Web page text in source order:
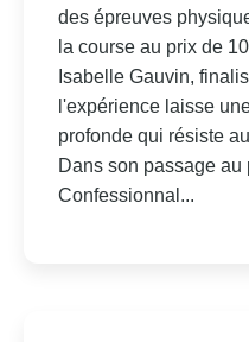
des épreuves
la course au prix de
Isabelle Gauvin,
l'expérience laisse
profonde qui résiste
Dans son passage au
Confessionnal...